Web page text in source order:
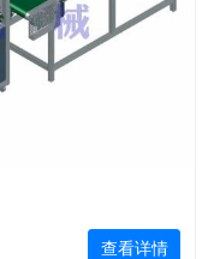
查看详情